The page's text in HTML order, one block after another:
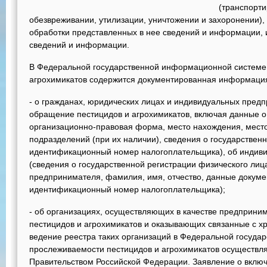
обезвреживании, утилизации, уничтожении и
обработки представленных в нее сведений и информации,
сведений и информации.
В Федеральной государственной информационной
агрохимикатов содержится документированная
- о гражданах, юридических лицах и индивидуальных
обращение пестицидов и агрохимикатов, включая данные
организационно-правовая форма, место нахождения,
подразделений (при их наличии), сведения о
идентификационный номер налогоплательщика), об
(сведения о государственной регистрации физического
предпринимателя, фамилия, имя, отчество, данные
идентификационный номер налогоплательщика);
- об организациях, осуществляющих в качестве
пестицидов и агрохимикатов и оказывающих связанные с
ведение реестра таких организаций в Федеральной
прослеживаемости пестицидов и агрохимикатов
Правительством Российской Федерации. Заявление о